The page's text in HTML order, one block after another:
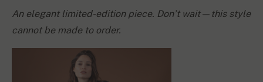
An elegant limited-edition piece. Don’t wait—this style
cannot be made to order.